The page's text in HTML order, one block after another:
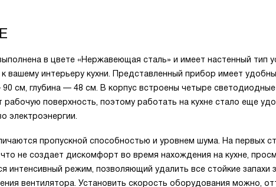
в цвете «Нержавеющая сталь» и имеет настенный тип
вашему интерьеру кухни. Представленный прибор имеет
см, глубина — 48 см. В корпус встроены четыре светодиодные
поверхность, поэтому работать на кухне стало еще
электроэнергии.
пропускной способностью и уровнем шума. На первых
не создает дискомфорт во время нахождения на кухне,
интенсивный режим, позволяющий удалить все стойкие запахи
вентилятора. Установить скорость оборудования можно,